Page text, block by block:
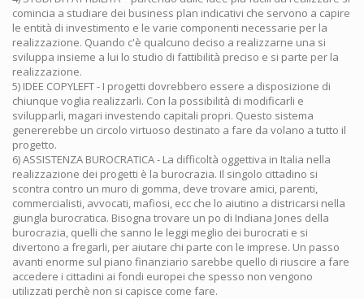
comincia a studiare dei business plan indicativi che servono a capire
le entità di investimento e le varie componenti necessarie per la
realizzazione. Quando c'è qualcuno deciso a realizzarne una si
sviluppa insieme a lui lo studio di fattibilità preciso e si parte per la
realizzazione.
5) IDEE COPYLEFT - I progetti dovrebbero essere a disposizione di
chiunque voglia realizzarli. Con la possibilità di modificarli e
svilupparli, magari investendo capitali propri. Questo sistema
genererebbe un circolo virtuoso destinato a fare da volano a tutto il
progetto.
6) ASSISTENZA BUROCRATICA - La difficoltà oggettiva in Italia nella
realizzazione dei progetti è la burocrazia. Il singolo cittadino si
scontra contro un muro di gomma, deve trovare amici, parenti,
commercialisti, avvocati, mafiosi, ecc che lo aiutino a districarsi nella
giungla burocratica. Bisogna trovare un po di Indiana Jones della
burocrazia, quelli che sanno le leggi meglio dei burocrati e si
divertono a fregarli, per aiutare chi parte con le imprese. Un passo
avanti enorme sul piano finanziario sarebbe quello di riuscire a fare
accedere i cittadini ai fondi europei che spesso non vengono
utilizzati perchè non si capisce come fare.